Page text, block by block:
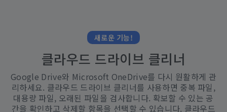
새로운 기능!
클라우드 드라이브 클리너
Google Drive와 Microsoft OneDrive를 다시 원활하게 관
리하세요. 클라우드 드라이브 클리너를 사용하면 중복 파일,
대용량 파일, 오래된 파일을 검사합니다. 확보할 수 있는 공
간을 확인하고 삭제할 항목을 선택할 수 있습니다. 클라우드